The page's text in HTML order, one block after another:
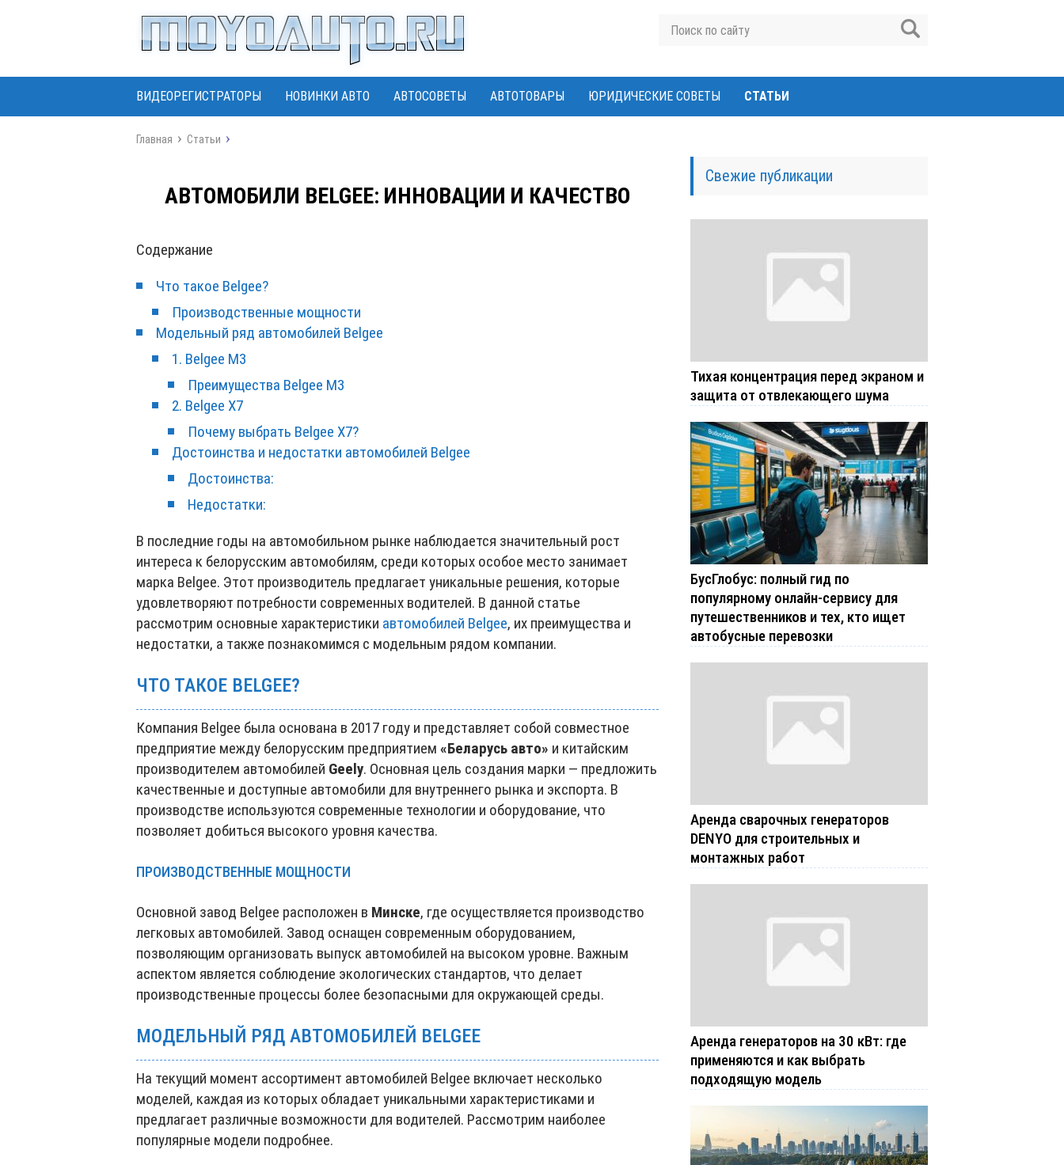
ВИДЕОРЕГИСТРАТОРЫ НОВИНКИ АВТО АВТОСОВЕТЫ АВТОТОВАРЫ ЮРИДИЧЕСКИЕ СОВЕТЫ СТАТЬИ
Главная Статьи
АВТОМОБИЛИ BELGEE: ИННОВАЦИИ И КАЧЕСТВО
Содержание
Что такое Belgee?
Производственные мощности
Модельный ряд автомобилей Belgee
1. Belgee M3
Преимущества Belgee M3
2. Belgee X7
Почему выбрать Belgee X7?
Достоинства и недостатки автомобилей Belgee
Достоинства:
Недостатки:
В последние годы на автомобильном рынке наблюдается значительный рост
интереса к белорусским автомобилям, среди которых особое место занимает
марка Belgee. Этот производитель предлагает уникальные решения, которые
удовлетворяют потребности современных водителей. В данной статье
рассмотрим основные характеристики автомобилей Belgee, их преимущества и
недостатки, а также познакомимся с модельным рядом компании.
ЧТО ТАКОЕ BELGEE?
Компания Belgee была основана в 2017 году и представляет собой совместное
предприятие между белорусским предприятием «Беларусь авто» и китайским
производителем автомобилей Geely. Основная цель создания марки — предложить
качественные и доступные автомобили для внутреннего рынка и экспорта. В
производстве используются современные технологии и оборудование, что
позволяет добиться высокого уровня качества.
ПРОИЗВОДСТВЕННЫЕ МОЩНОСТИ
Основной завод Belgee расположен в Минске, где осуществляется производство
легковых автомобилей. Завод оснащен современным оборудованием,
позволяющим организовать выпуск автомобилей на высоком уровне. Важным
аспектом является соблюдение экологических стандартов, что делает
производственные процессы более безопасными для окружающей среды.
МОДЕЛЬНЫЙ РЯД АВТОМОБИЛЕЙ BELGEE
На текущий момент ассортимент автомобилей Belgee включает несколько
моделей, каждая из которых обладает уникальными характеристиками и
предлагает различные возможности для водителей. Рассмотрим наиболее
популярные модели подробнее.
Свежие публикации
Тихая концентрация перед экраном и
защита от отвлекающего шума
БусГлобус: полный гид по
популярному онлайн-сервису для
путешественников и тех, кто ищет
автобусные перевозки
Аренда сварочных генераторов
DENYO для строительных и
монтажных работ
Аренда генераторов на 30 кВт: где
применяются и как выбрать
подходящую модель